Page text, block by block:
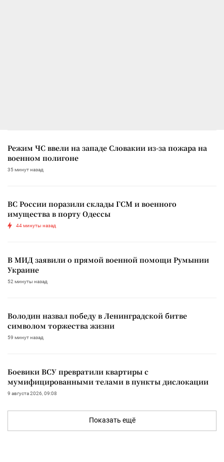
Режим ЧС ввели на западе Словакии из-за пожара на
военном полигоне
35 минут назад
ВС России поразили склады ГСМ и военного
имущества в порту Одессы
44 минуты назад
В МИД заявили о прямой военной помощи Румынии
Украине
52 минуты назад
Володин назвал победу в Ленинградской битве
символом торжества жизни
59 минут назад
Боевики ВСУ превратили квартиры с
мумифицированными телами в пункты дислокации
9 августа 2026, 09:08
Показать ещё